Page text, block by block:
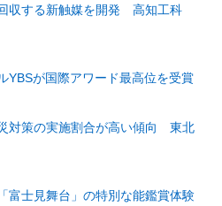
収する新触媒を開発 高知工科
YBSが国際アワード最高位を受賞
対策の実施割合が高い傾向 東北
富士見舞台」の特別な能鑑賞体験